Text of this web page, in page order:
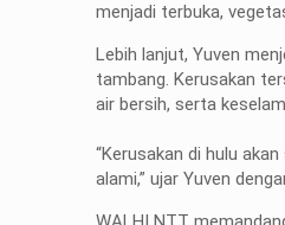
menjadi terbuka,
Lebih lanjut, Yuven
tambang. Kerusakan
air bersih, serta
“Kerusakan di hulu
alami,” ujar Yuven